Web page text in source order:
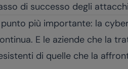
di successo degli
punto più importante: la
E le aziende che la
di quelle che la